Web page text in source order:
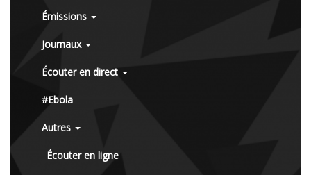
Émissions
Journaux
Écouter en direct
#Ebola
Autres
Écouter en ligne